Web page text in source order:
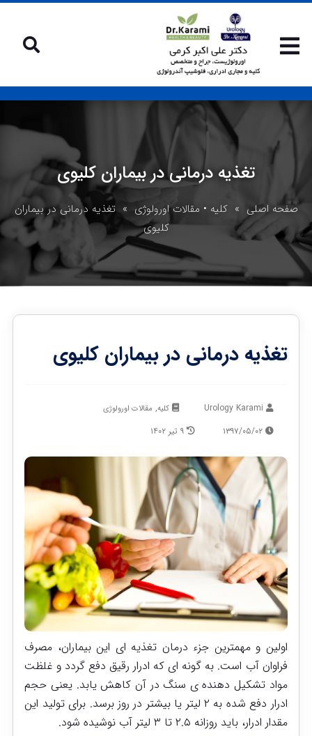
تغذیه درمانی در بیماران کلیوی
صفحه اصلی »کلیه • مقالات اورولوژی » تغذیه درمانی در بیماران
کلیوی
تغذیه درمانی در بیماران کلیوی
کلیه, مقالات اورولوژی
۱۳۹۷/۰۵/۰۲ ۹ تیر ۱۴۰۲
اولین و مهمترین جزء درمان تغذیه ای این بیماران، مصرف
فراوان آب است. به گونه ای که ادرار رقیق دفع گردد و غلظت
مواد تشکیل دهنده ی سنگ در آن کاهش یابد. یعنی حجم
ادرار دفع شده به ۲ لیتر یا بیشتر در روز برسد. برای تولید این
مقدار ادرار، باید روزانه ۲.۵ تا ۳ لیتر آب نوشیده شود.